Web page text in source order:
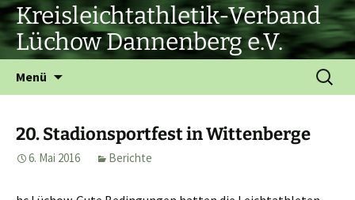
Zum
Inhalt
springen
Kreisleichtathletik-Verband
Lüchow Dannenberg e.V.
Menü
Suchen
nach:
20. Stadionsportfest in Wittenberge
6. Mai 2016 Berichte